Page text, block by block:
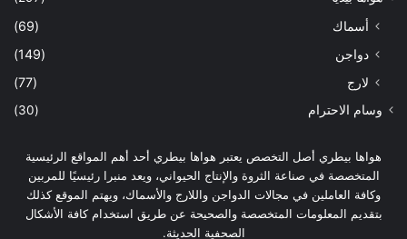
أسماك
(69)
دواجن
(149)
لارج
(77)
وسام الاحترام (30)
هواها بيطري أصل التخصص يعتبر هواها بيطري أحد أهم المواقع الرئيسية
المتخصصة في صناعة الثروة والإنتاج الحيواني، ويعد منبرا رئيسيًا للمربين
وكافة العاملين في مجالات الدواجن واللارج والأسماك، ويهتم الموقع كذلك
بتقديم المعلومات المتخصصة والصحيحة عن طريق استخدام كافة الأشكال
الصحفية الحديثة.